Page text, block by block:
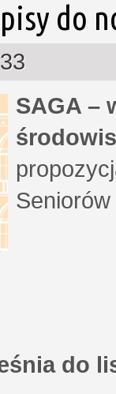
do
SAGA –
do